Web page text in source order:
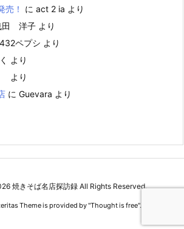
売！
に act 2 ia より
田 洋子 より
432ペプシ より
より
より
に Guevara より
焼きそば名店探訪録 All Rights Reserved.
Theme is provided by "Thought is free".